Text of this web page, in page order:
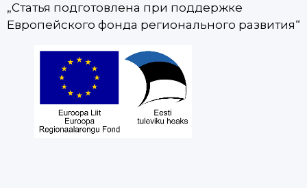
„Статья подготовлена при поддержке
Европейского фонда регионального развития“